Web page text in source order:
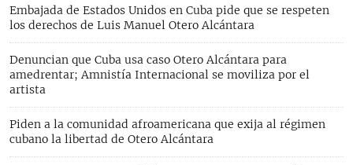
Embajada de Estados Unidos en Cuba pide que se respeten
los derechos de Luis Manuel Otero Alcántara
Denuncian que Cuba usa caso Otero Alcántara para
amedrentar; Amnistía Internacional se moviliza por el
artista
Piden a la comunidad afroamericana que exija al régimen
cubano la libertad de Otero Alcántara